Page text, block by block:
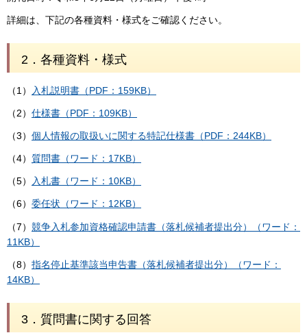
詳細は、下記の各種資料・様式をご確認ください。
2．各種資料・様式
（1） 入札説明書（PDF：159KB）
（2） 仕様書（PDF：109KB）
（3） 個人情報の取扱いに関する特記仕様書（PDF：244KB）
（4） 質問書（ワード：17KB）
（5） 入札書（ワード：10KB）
（6） 委任状（ワード：12KB）
（7） 競争入札参加資格確認申請書（落札候補者提出分）（ワード：
11KB）
（8） 指名停止基準該当申告書（落札候補者提出分）（ワード：
14KB）
3．質問書に関する回答